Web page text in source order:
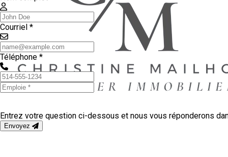
Courriel *
Téléphone *
Entrez votre question ci-dessous et nous vous réponderons
Envoyez